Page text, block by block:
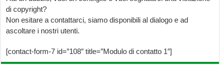
di copyright?
Non esitare a contattarci, siamo disponibili al dialogo e ad
ascoltare i nostri utenti.
[contact-form-7 id=”108″ title=”Modulo di contatto 1″]